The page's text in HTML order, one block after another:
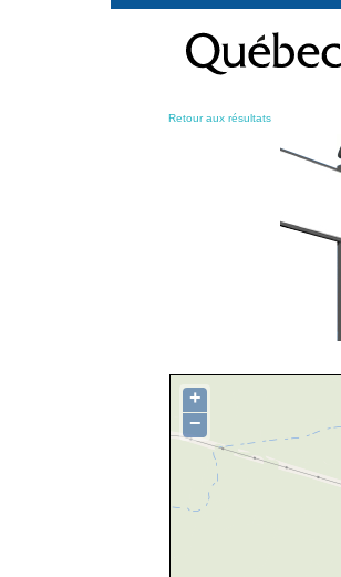
contenu
Retour aux résultats
+
−